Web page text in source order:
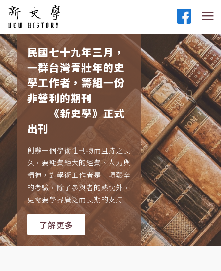
民國七十九年三月，
一群台灣青壯年的史
學工作者，籌組一份
非營利的期刊
──《新史學》正式
出刊
創辦一個學術性刊物而且持之長
久，要耗費鉅大的經費、人力與
精神，對學術工作者是一項艱辛
的考驗，除了參與者的熱忱外，
更需要學界廣泛而長期的支持
了解更多